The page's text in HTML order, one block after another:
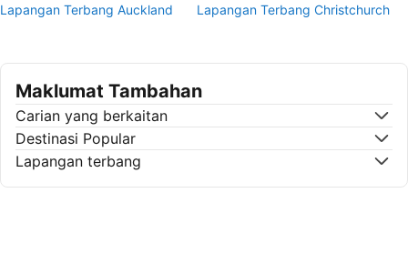
Lapangan Terbang Auckland
Lapangan Terbang Christchurch
Maklumat Tambahan
Carian yang berkaitan
Destinasi Popular
Lapangan terbang